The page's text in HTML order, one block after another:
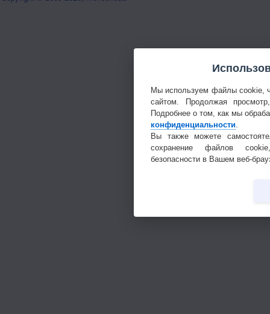
Мы используем файлы cookie,
сайтом. Продолжая
Подробнее о том, как мы
конфиденциальности
Вы также можете
сохранение файлов
безопасности в Вашем веб-